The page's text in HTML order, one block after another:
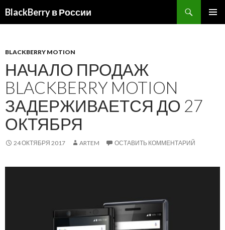
BlackBerry в России
BLACKBERRY MOTION
НАЧАЛО ПРОДАЖ
BLACKBERRY MOTION
ЗАДЕРЖИВАЕТСЯ ДО 27
ОКТЯБРЯ
24 ОКТЯБРЯ 2017 ARTEM ОСТАВИТЬ КОММЕНТАРИЙ